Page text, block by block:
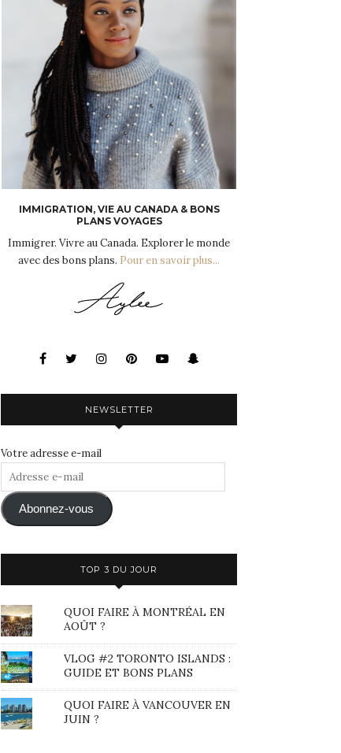
IMMIGRATION, VIE AU CANADA & BONS
PLANS VOYAGES
Immigrer. Vivre au Canada. Explorer le monde
avec des bons plans. Pour en savoir plus...
NEWSLETTER
Votre adresse e-mail
Adresse
mail Abonnez-vous
TOP 3 DU JOUR
QUOI FAIRE À MONTRÉAL EN
AOÛT ?
VLOG #2 TORONTO ISLANDS :
GUIDE ET BONS PLANS
QUOI FAIRE À VANCOUVER EN
JUIN ?